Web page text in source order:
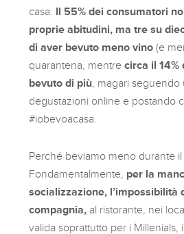
casa. Il 55% dei consumatori
proprie abitudini, ma tre su
di aver bevuto meno vino (e
quarantena, mentrecirca il 14%
bevuto di più , magari
degustazioni online e postando
#iobevoacasa.
Perché beviamo meno durante
Fondamentalmente, per la
socializzazione, l’impossibilità
compagnia, al ristorante, nei
valida soprattutto per i Millenials,